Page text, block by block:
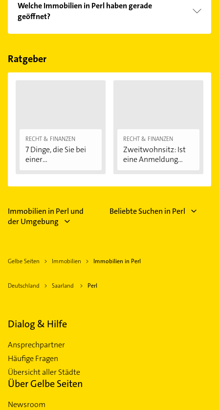
Kundenmeinungen und profitieren Sie von den
Empfehlungen. Die Suchergebnisse können Sie sich
einfach nachBewertungensortiert anzeigen lassen.
Welche Immobilien in Perl haben gerade
geöffnet?
Im Anbieter-Bereich finden Sie alleÖffnungszeiten.
Feiertagen abweichen können.
Ratgeber
RECHT & FINANZEN
7 Dinge, die Sie bei
einer
RECHT & FINANZEN
Zweitwohnsitz: Ist
eine Anmeldung...
Immobilien in Perl und
der Umgebung
Beliebte Suchen in Perl
Gelbe Seiten Immobilien Immobilien in Perl
Deutschland Saarland Perl
Dialog & Hilfe
Ansprechpartner
Häufige Fragen
Übersicht aller Städte
Über Gelbe Seiten
Newsroom